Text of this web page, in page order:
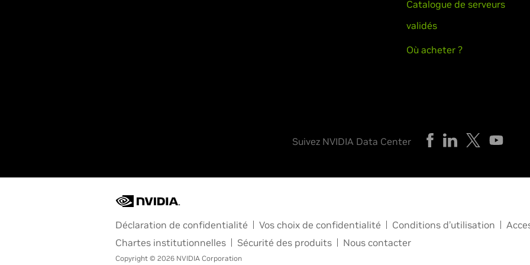
Catalogue de serveurs
validés
Où acheter ?
Suivez NVIDIA Data Center
Déclaration de confidentialité Vos choix de confidentialité Conditions d’utilisation
Chartes institutionnelles
Sécurité des produits Nous contacter
Copyright © 2026 NVIDIA Corporation